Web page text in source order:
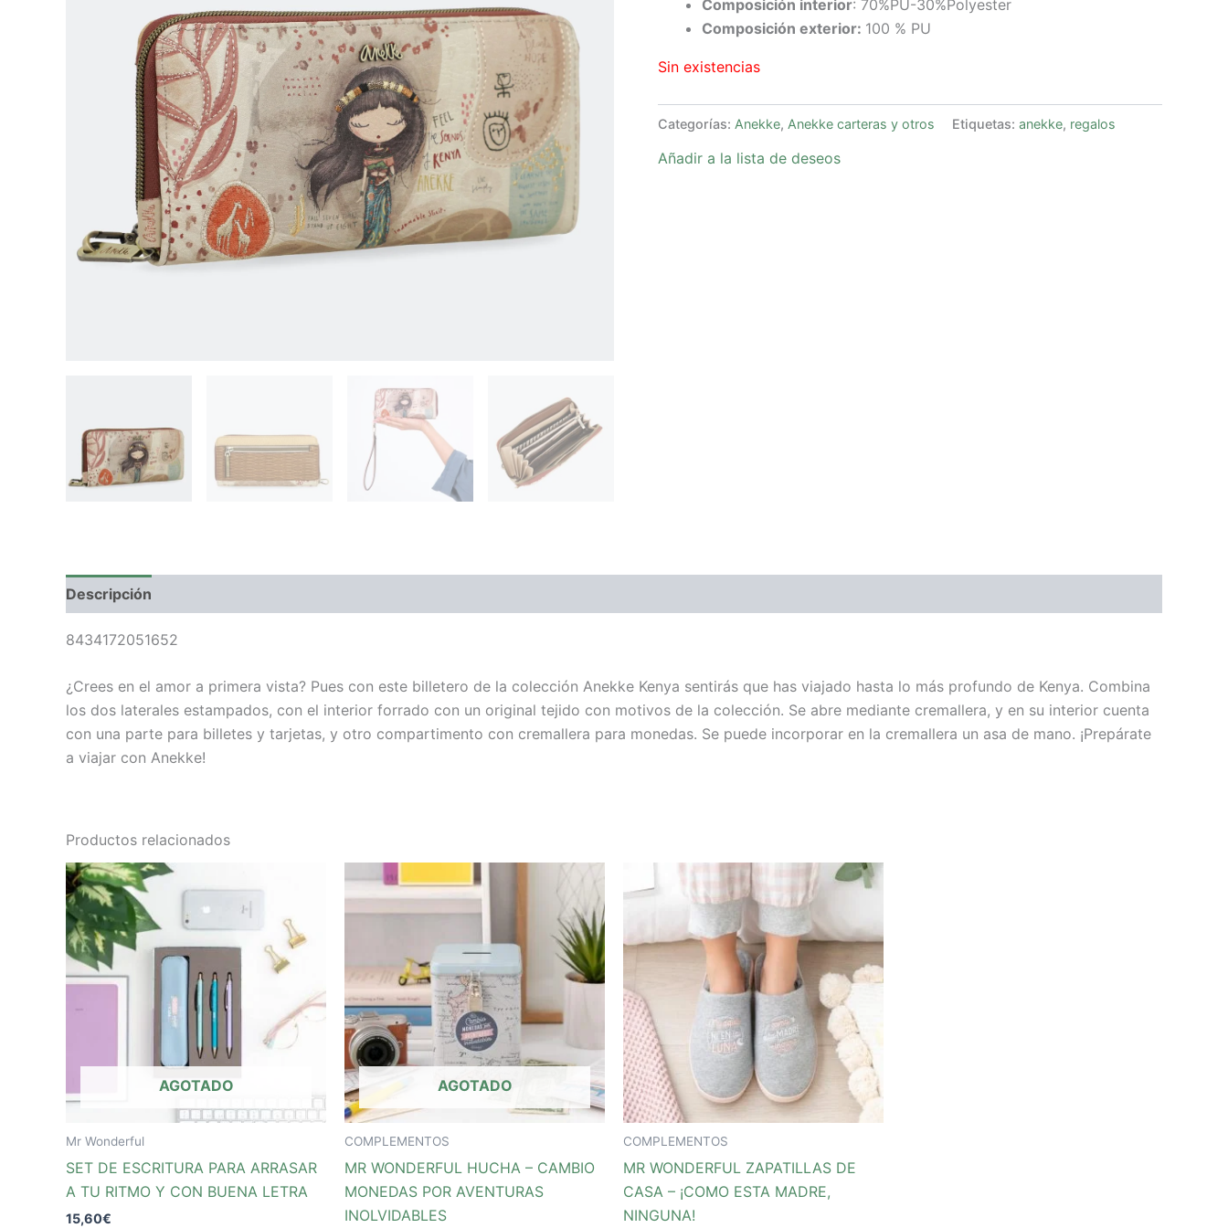
Composición interior: 70%PU-30%Polyester
Composición exterior: 100 % PU
Sin existencias
Categorías: Anekke, Anekke carteras y otros Etiquetas: anekke, regalos
Añadir a la lista de deseos
Descripción
8434172051652
¿Crees en el amor a primera vista? Pues con este billetero de la colección Anekke Kenya sentirás que has viajado hasta lo más profundo de Kenya. Combina
los dos laterales estampados, con el interior forrado con un original tejido con motivos de la colección. Se abre mediante cremallera, y en su interior cuenta
con una parte para billetes y tarjetas, y otro compartimento con cremallera para monedas. Se puede incorporar en la cremallera un asa de mano. ¡Prepárate
a viajar con Anekke!
Productos relacionados
AGOTADO
Mr Wonderful
SET DE ESCRITURA PARA ARRASAR
A TU RITMO Y CON BUENA LETRA
15,60€
AGOTADO
COMPLEMENTOS
MR WONDERFUL HUCHA – CAMBIO
MONEDAS POR AVENTURAS
INOLVIDABLES
COMPLEMENTOS
MR WONDERFUL ZAPATILLAS DE
CASA – ¡COMO ESTA MADRE,
NINGUNA!